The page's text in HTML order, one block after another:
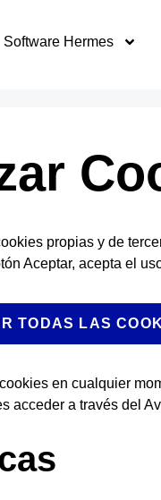
Software Hermes
propias y de
Aceptar, acepta el
TODAS LAS
en cualquier
acceder a través del